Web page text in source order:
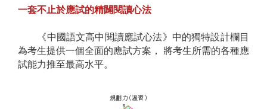
一套不止於應試的精闢閱讀心法
《中國語文高中閱讀應試心法》中的獨特設計欄目
為考生提供一個全面的應試方案， 將考生所需的各種應
試能力推至最高水平。